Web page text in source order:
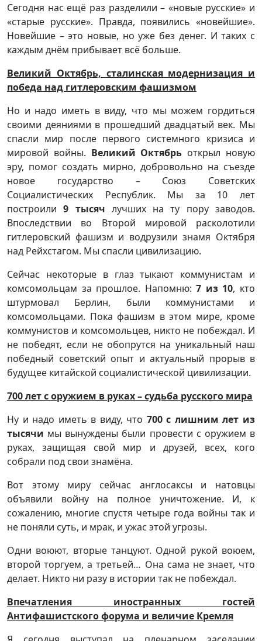
Сегодня нас ещё раз разделили – «новые русские» и
«старые русские». Правда, появились «новейшие».
Новейшие – это новые, но уже без денег. И таких с
каждым днём прибывает всё больше.
Великий Октябрь, сталинская модернизация и
победа над гитлеровским фашизмом
Но и надо иметь в виду, что мы можем гордиться
своими деяниями в прошедший двадцатый век. Мы
спасли мир после первого системного кризиса и
мировой войны. Великий Октябрь открыл новую
эру, помог создать мирно, добровольно на съезде
новое государство – Союз Советских
Социалистических Республик. Мы за 10 лет
построили9 тысяч лучших на ту пору заводов.
Впоследствии во Второй мировой расколотили
гитлеровский фашизм и водрузили знамя Октября
над Рейхстагом. Мы спасли цивилизацию.
Сейчас некоторые в глаз тыкают коммунистам и
комсомольцам за прошлое. Напомню:7 из 10, кто
штурмовал Берлин, были коммунистами и
комсомольцами. Пока фашизм в этом мире, кроме
коммунистов и комсомольцев, никто не побеждал. И
не победят, если не обопрутся на уникальный наш
победный советский опыт и актуальный прорыв в
будущее китайской социалистической цивилизации.
700 лет с оружием в руках – судьба русского мира
Ну и надо иметь в виду, что 700 с лишним лет из
тысячи мы вынуждены были провести с оружием в
руках, защищая свой мир и друзей, всех, кого
собрали под свои знамёна.
Вот этому миру сейчас англосаксы и натовцы
объявили войну на полное уничтожение. И, к
сожалению, многие спустя четыре года войны так и
не поняли суть, и мрак, и ужас этой угрозы.
Одни воюют, вторые танцуют. Одной рукой воюем,
второй торгуем, а третьей… Она сама не знает, что
делает. Никто ни разу в истории так не побеждал.
Впечатления иностранных гостей
Антифашистского форума и величие Кремля